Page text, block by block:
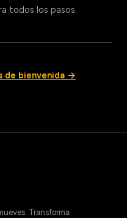
todos los pasos.
de bienvenida →
Transforma